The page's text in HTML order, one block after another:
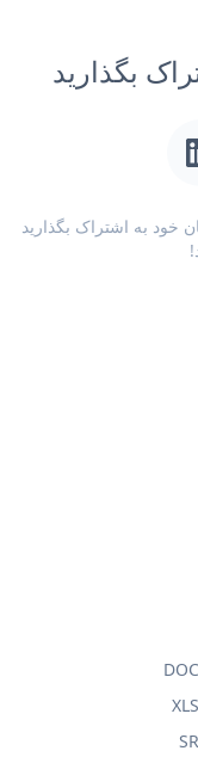
بگذارید
خود به اشتراک بگذارید